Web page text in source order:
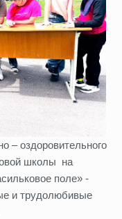
– оздоровительного
школы на
поле» -
и трудолюбивые